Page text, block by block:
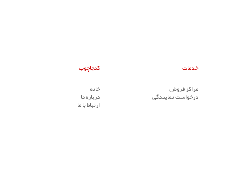
خدمات
مراکز فروش
درخواست نمایندگی
کمجاچوب
خانه
درباره ما
ارتباط با ما